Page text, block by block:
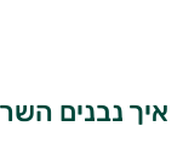
איך נבנים